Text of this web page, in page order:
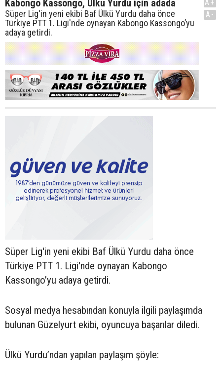
Kabongo Kassongo, Ülkü Yurdu için adada
Süper Lig'in yeni ekibi Baf Ülkü Yurdu daha önce
Türkiye PTT 1. Ligi'nde oynayan Kabongo Kassongo’yu
adaya getirdi.
A+
A-
Süper Lig'in yeni ekibi Baf Ülkü Yurdu daha önce
Türkiye PTT 1. Ligi'nde oynayan Kabongo
Kassongo’yu adaya getirdi.
Sosyal medya hesabından konuyla ilgili paylaşımda
bulunan Güzelyurt ekibi, oyuncuya başarılar diledi.
Ülkü Yurdu’ndan yapılan paylaşım şöyle: